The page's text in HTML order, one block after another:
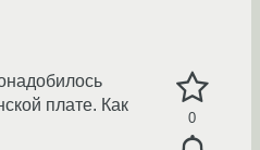
0
плате. Как